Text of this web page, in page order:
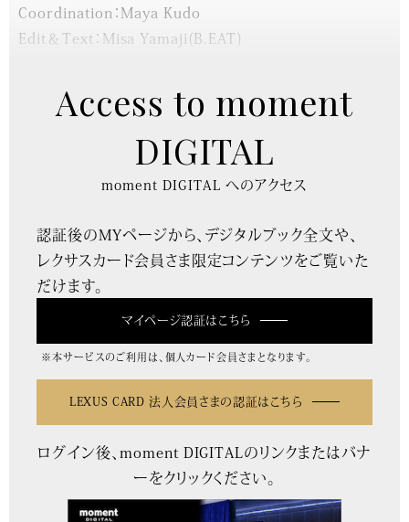
Coordination：Maya Kudo
Edit＆Text：Misa Yamaji(B.EAT)
Access to moment
DIGITAL
moment DIGITAL へのアクセス
認証後のMYページから、デジタルブック全文や、
レクサスカード会員さま限定コンテンツをご覧いた
だけます。
マイページ認証はこちら
※本サービスのご利用は、個人カード会員さまとなります。
LEXUS CARD 法人会員さまの認証はこちら
ログイン後、moment DIGITALのリンクまたはバナ
ーをクリックください。